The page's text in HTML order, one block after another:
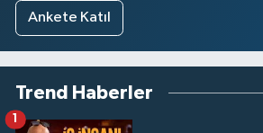
Ankete Katıl
Trend Haberler
1